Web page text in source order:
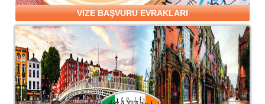
VİZE BAŞVURU EVRAKLARI